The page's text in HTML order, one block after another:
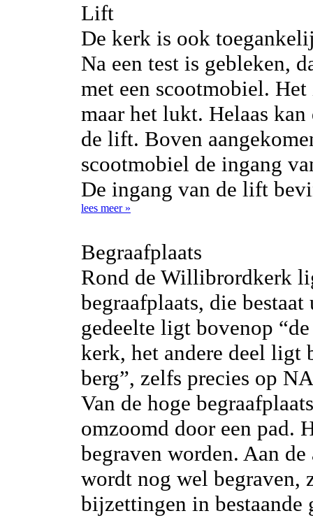
Lift
De kerk is ook
Na een test is gebleken,
met een scootmobiel. Het
maar het lukt. Helaas
de lift. Boven
scootmobiel de ingang
De ingang van de lift
lees meer »
Begraafplaats
Rond de Willibrordkerk
begraafplaats, die
gedeelte ligt bovenop
kerk, het andere deel ligt
berg”, zelfs precies op
Van de hoge
omzoomd door een pad.
begraven worden. Aan
wordt nog wel
bijzettingen in bestaande